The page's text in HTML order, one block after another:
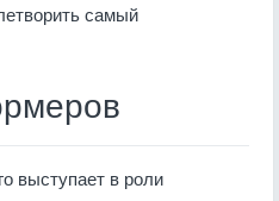
самый
выступает в роли